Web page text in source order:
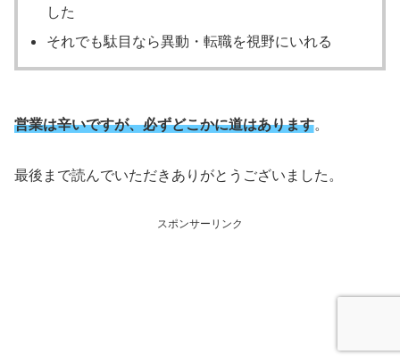
した
それでも駄目なら異動・転職を視野にいれる
営業は辛いですが、必ずどこかに道はあります。
最後まで読んでいただきありがとうございました。
スポンサーリンク